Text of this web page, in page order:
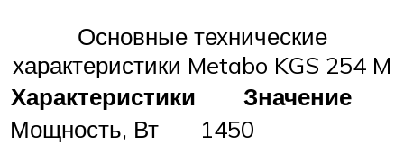
Основные технические
характеристики Metabo KGS 254 M
Характеристики
Значение
Мощность, Вт
1450